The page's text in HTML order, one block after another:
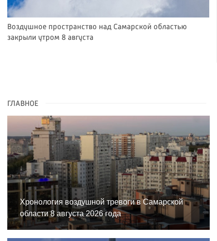
Воздушное пространство над Самарской областью
закрыли утром 8 августа
ГЛАВНОЕ
Хронология воздушной тревоги в Самарской
области 8 августа 2026 года